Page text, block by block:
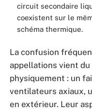
circuit secondaire
coexistent sur le
schéma thermique.
La confusion
appellations vient
physiquement : un
ventilateurs axiaux,
en extérieur. Leur